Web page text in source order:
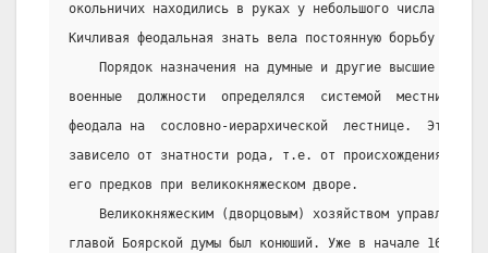
окольничих находились в руках у небольшого числа
Кичливая феодальная знать вела постоянную борьбу за
Порядок назначения на думные и другие высшие
военные  должности  определялся  системой
феодала на  сословно-иерархической  лестнице.  Это
зависело от знатности рода, т.е. от происхождения и
его предков при великокняжеском дворе.
Великокняжеским (дворцовым) хозяйством управлял
главой Боярской думы был конюший. Уже в начале 16 века